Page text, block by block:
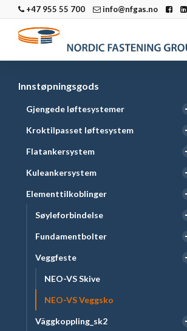
+47 955 55 700 info@nfgas.no
Innstøpningsgods
Gjengede løftesystemer
Kroktilpasset løftesystem
Flatankersystem
Kuleankersystem
Elementtilkoblinger
Søyleforbindelse
Fundamentbolter
Veggfeste
NEO-VS Skive
NEO-VS Veggsko
Väggkoppling_sk2